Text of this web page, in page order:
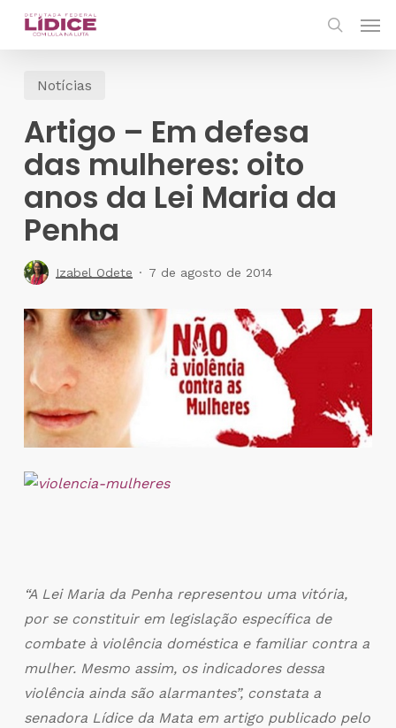
Skip
contentNotícias
Artigo – Em defesa
das mulheres: oito
anos da Lei Maria da
Penha
Izabel Odete 7 de agosto de 2014
“A Lei Maria da Penha representou uma vitória,
por se constituir em legislação específica de
combate à violência doméstica e familiar contra a
mulher. Mesmo assim, os indicadores dessa
violência ainda são alarmantes”, constata a
senadora Lídice da Mata em artigo publicado pelo